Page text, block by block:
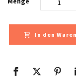
In den